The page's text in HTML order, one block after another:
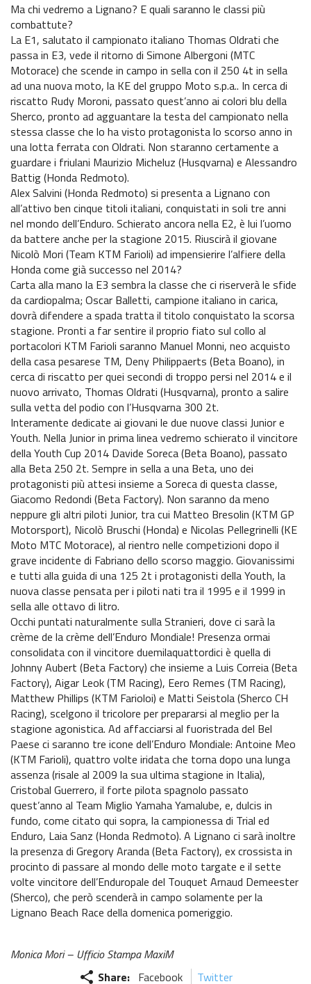
Ma chi vedremo a Lignano? E quali saranno le classi più
combattute?
La E1, salutato il campionato italiano Thomas Oldrati che
passa in E3, vede il ritorno di Simone Albergoni (MTC
Motorace) che scende in campo in sella con il 250 4t in sella
ad una nuova moto, la KE del gruppo Moto s.p.a.. In cerca di
riscatto Rudy Moroni, passato quest’anno ai colori blu della
Sherco, pronto ad agguantare la testa del campionato nella
stessa classe che lo ha visto protagonista lo scorso anno in
una lotta ferrata con Oldrati. Non staranno certamente a
guardare i friulani Maurizio Micheluz (Husqvarna) e Alessandro
Battig (Honda Redmoto).
Alex Salvini (Honda Redmoto) si presenta a Lignano con
all’attivo ben cinque titoli italiani, conquistati in soli tre anni
nel mondo dell’Enduro. Schierato ancora nella E2, è lui l’uomo
da battere anche per la stagione 2015. Riuscirà il giovane
Nicolò Mori (Team KTM Farioli) ad impensierire l’alfiere della
Honda come già successo nel 2014?
Carta alla mano la E3 sembra la classe che ci riserverà le sfide
da cardiopalma; Oscar Balletti, campione italiano in carica,
dovrà difendere a spada tratta il titolo conquistato la scorsa
stagione. Pronti a far sentire il proprio fiato sul collo al
portacolori KTM Farioli saranno Manuel Monni, neo acquisto
della casa pesarese TM, Deny Philippaerts (Beta Boano), in
cerca di riscatto per quei secondi di troppo persi nel 2014 e il
nuovo arrivato, Thomas Oldrati (Husqvarna), pronto a salire
sulla vetta del podio con l’Husqvarna 300 2t.
Interamente dedicate ai giovani le due nuove classi Junior e
Youth. Nella Junior in prima linea vedremo schierato il vincitore
della Youth Cup 2014 Davide Soreca (Beta Boano), passato
alla Beta 250 2t. Sempre in sella a una Beta, uno dei
protagonisti più attesi insieme a Soreca di questa classe,
Giacomo Redondi (Beta Factory). Non saranno da meno
neppure gli altri piloti Junior, tra cui Matteo Bresolin (KTM GP
Motorsport), Nicolò Bruschi (Honda) e Nicolas Pellegrinelli (KE
Moto MTC Motorace), al rientro nelle competizioni dopo il
grave incidente di Fabriano dello scorso maggio. Giovanissimi
e tutti alla guida di una 125 2t i protagonisti della Youth, la
nuova classe pensata per i piloti nati tra il 1995 e il 1999 in
sella alle ottavo di litro.
Occhi puntati naturalmente sulla Stranieri, dove ci sarà la
crème de la crème dell’Enduro Mondiale! Presenza ormai
consolidata con il vincitore duemilaquattordici è quella di
Johnny Aubert (Beta Factory) che insieme a Luis Correia (Beta
Factory), Aigar Leok (TM Racing), Eero Remes (TM Racing),
Matthew Phillips (KTM Farioloi) e Matti Seistola (Sherco CH
Racing), scelgono il tricolore per prepararsi al meglio per la
stagione agonistica. Ad affacciarsi al fuoristrada del Bel
Paese ci saranno tre icone dell’Enduro Mondiale: Antoine Meo
(KTM Farioli), quattro volte iridata che torna dopo una lunga
assenza (risale al 2009 la sua ultima stagione in Italia),
Cristobal Guerrero, il forte pilota spagnolo passato
quest’anno al Team Miglio Yamaha Yamalube, e, dulcis in
fundo, come citato qui sopra, la campionessa di Trial ed
Enduro, Laia Sanz (Honda Redmoto). A Lignano ci sarà inoltre
la presenza di Gregory Aranda (Beta Factory), ex crossista in
procinto di passare al mondo delle moto targate e il sette
volte vincitore dell’Enduropale del Touquet Arnaud Demeester
(Sherco), che però scenderà in campo solamente per la
Lignano Beach Race della domenica pomeriggio.
Monica Mori – Ufficio Stampa MaxiM
share Share: Facebook Twitter